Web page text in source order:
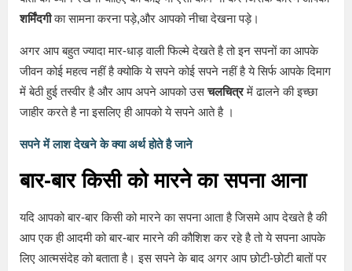
शर्मिंदगीका सामना करना पड़े,और आपको नीचा देखना पड़े।
अगर आप बहुत ज्यादा मार-धाड़ वाली फिल्मे देखते है तो इन सपनों का आपके
जीवन कोई महत्व नहीं है क्योकि ये सपने कोई सपने नहीं है ये सिर्फ आपके दिमाग
में बेठी हुई तस्वीर है और आप अपने आपको उसचलचित्रमें ढालने की इच्छा
जाहीर करते है ना इसलिए ही आपको ये सपने आते है ।
सपने में लाश देखने के क्या अर्थ होते है जाने
बार-बार किसी को मारने का सपना आना
यदि आपको बार-बार किसी को मारने का सपना आता है जिसमे आप देखते है की
आप एक ही आदमी को बार-बार मारने की कौशिश कर रहे है तो ये सपना आपके
लिए आत्मसंदेह को बताता है। इस सपने के बाद अगर आप छोटी-छोटी बातों पर